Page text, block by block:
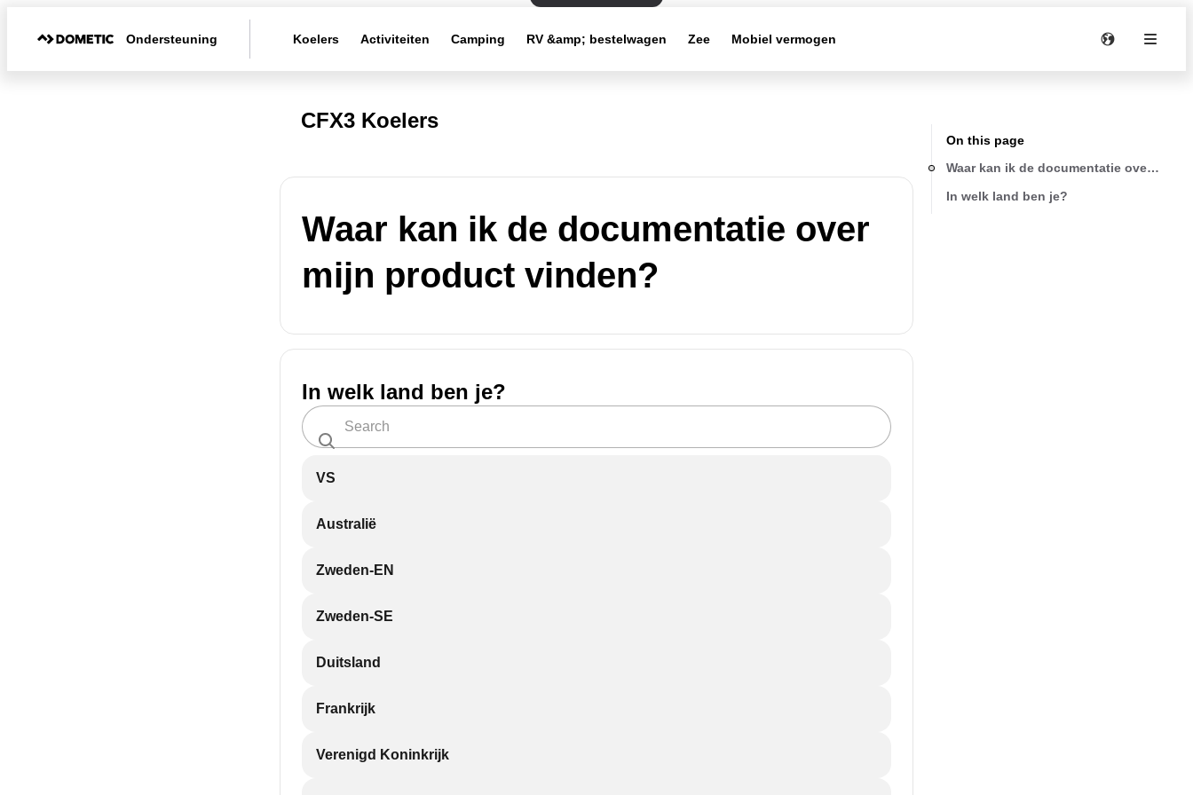
Ondersteuning Koelers Activiteiten Camping RV &amp; bestelwagen Zee Mobiel vermogen
CFX3 Koelers
Waar kan ik de documentatie over
mijn product vinden?
In welk land ben je?
VS
Australië
Zweden-EN
Zweden-SE
Duitsland
Frankrijk
Verenigd Koninkrijk
On this page
Waar kan ik de documentatie over mijn
In welk land ben je?